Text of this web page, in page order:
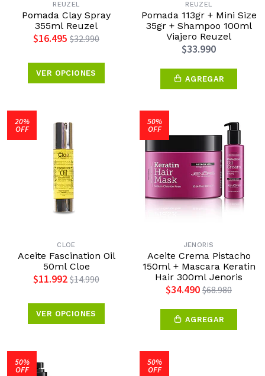
REUZEL
Pomada Clay Spray
355ml Reuzel
$16.495 $32.990
VER OPCIONES
REUZEL
Pomada 113gr + Mini Size
35gr + Shampoo 100ml
Viajero Reuzel
$33.990
AGREGAR
20%
OFF
CLOE
Aceite Fascination Oil
50ml Cloe
$11.992 $14.990
VER OPCIONES
50%
OFF
JENORIS
Aceite Crema Pistacho
150ml + Mascara Keratin
Hair 300ml Jenoris
$34.490 $68.980
AGREGAR
50%
OFF
50%
OFF